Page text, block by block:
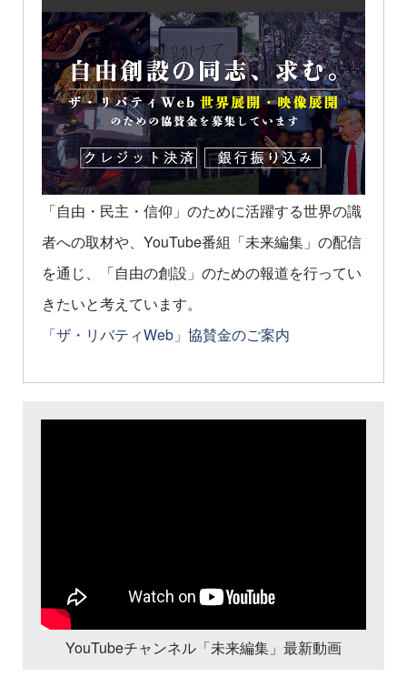
「自由・民主・信仰」のために活躍する世界の識
者への取材や、YouTube番組「未来編集」の配信
を通じ、「自由の創設」のための報道を行ってい
きたいと考えています。
「ザ・リバティWeb」協賛金のご案内
YouTubeチャンネル「未来編集」最新動画